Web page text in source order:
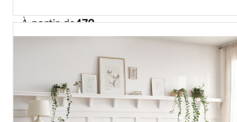
À partir de479.-
Découvrir toute la collection